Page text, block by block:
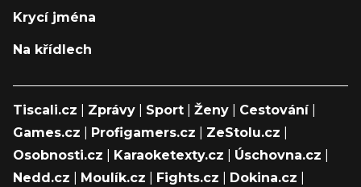
Krycí jména
Na křídlech
Tiscali.cz Zprávy Sport Ženy Cestování|
Games.cz
Profigamers.cz ZeStolu.cz
Osobnosti.cz
Karaoketexty.cz Úschovna.cz
Nedd.cz
Moulík.cz Fights.cz Dokina.cz